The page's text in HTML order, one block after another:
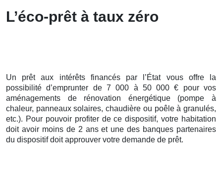
L’éco-prêt à taux zéro
Un prêt aux intérêts financés par l’État vous offre la
possibilité d’emprunter de 7 000 à 50 000 € pour vos
aménagements de rénovation énergétique (pompe à
chaleur, panneaux solaires, chaudière ou poêle à granulés,
etc.). Pour pouvoir profiter de ce dispositif, votre habitation
doit avoir moins de 2 ans et une des banques partenaires
du dispositif doit approuver votre demande de prêt.